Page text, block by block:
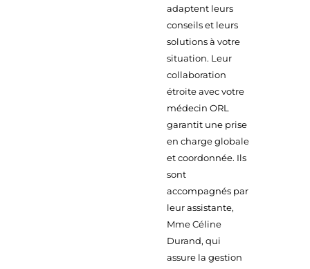
adaptent leurs
conseils et leurs
solutions à votre
situation. Leur
collaboration
étroite avec votre
médecin ORL
garantit une prise
en charge globale
et coordonnée. Ils
sont
accompagnés par
leur assistante,
Mme Céline
Durand, qui
assure la gestion